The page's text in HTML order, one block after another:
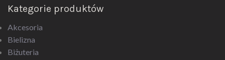
Kategorie produktów
Akcesoria
Bielizna
Biżuteria